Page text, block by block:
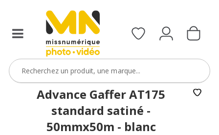
Advance Gaffer AT175
standard satiné -
50mmx50m - blanc